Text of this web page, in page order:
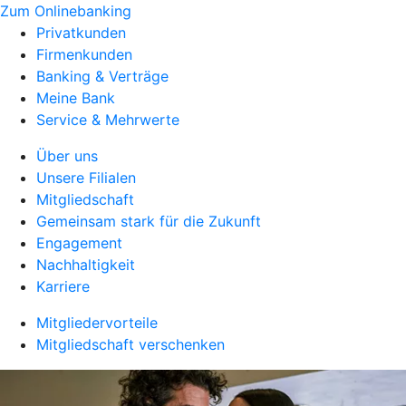
Zum Onlinebanking
Privatkunden
Firmenkunden
Banking & Verträge
Meine Bank
Service & Mehrwerte
Über uns
Unsere Filialen
Mitgliedschaft
Gemeinsam stark für die Zukunft
Engagement
Nachhaltigkeit
Karriere
Mitgliedervorteile
Mitgliedschaft verschenken